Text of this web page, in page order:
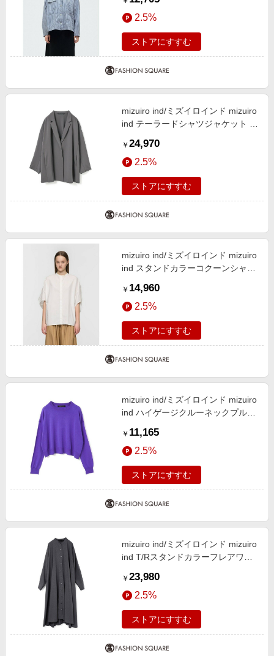
2.5%
ストアにすすむ
mizuiro ind/ミズイロインド mizuiro
ind テーラードシャツジャケット チ
￥ 24,970
2.5%
ストアにすすむ
mizuiro ind/ミズイロインド mizuiro
ind スタンドカラーコクーンシャツ
￥ 14,960
2.5%
ストアにすすむ
mizuiro ind/ミズイロインド mizuiro
ind ハイゲージクルーネックプルオ
￥ 11,165
2.5%
ストアにすすむ
mizuiro ind/ミズイロインド mizuiro
ind T/Rスタンドカラーフレアワン
FREE
￥ 23,980
2.5%
ストアにすすむ